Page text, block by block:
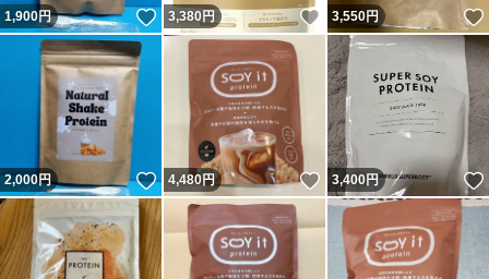
1,900円 いいね！
3,380円 いいね！
3,550円
2,000円 いいね！
4,480円 いいね！
3,400円